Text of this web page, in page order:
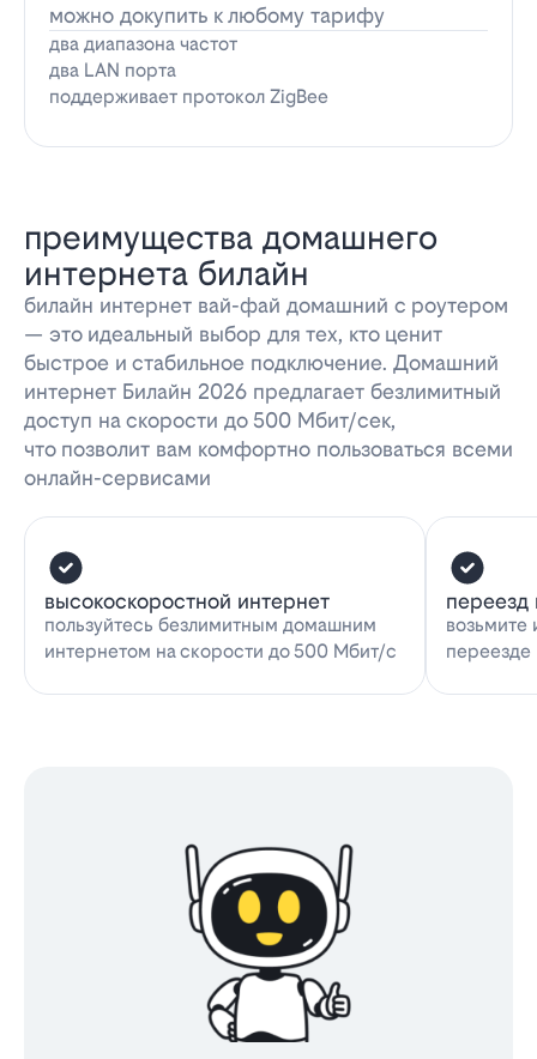
можно докупить к любому тарифу
два диапазона частот
два LAN порта
поддерживает протокол ZigBee
преимущества домашнего
интернета билайн
билайн интернет вай-фай домашний с роутером
— это идеальный выбор для тех, кто ценит
быстрое и стабильное подключение. Домашний
интернет Билайн 2026 предлагает безлимитный
доступ на скорости до 500 Мбит/сек,
что позволит вам комфортно пользоваться всеми
онлайн-сервисами
высокоскоростной интернет
пользуйтесь безлимитным домашним
интернетом на скорости до 500 Мбит/с
переезд
возьмите
переезде